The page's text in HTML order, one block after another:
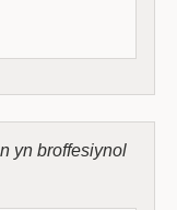
yn broffesiynol